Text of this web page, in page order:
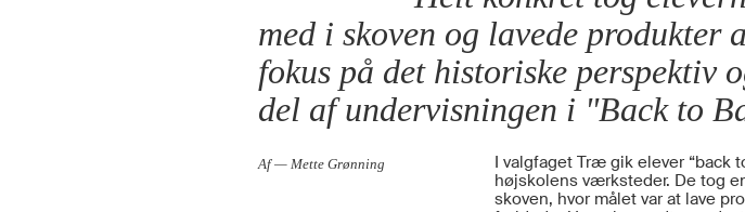
med i skoven og lavede produkter
fokus på det historiske perspektiv
del af undervisningen i "Back to
Af — Mette Grønning
I valgfaget Træ gik elever “back
højskolens værksteder. De tog
skoven, hvor målet var at lave